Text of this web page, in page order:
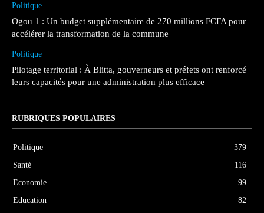
Politique
Ogou 1 : Un budget supplémentaire de 270 millions FCFA pour
accélérer la transformation de la commune
Politique
Pilotage territorial : À Blitta, gouverneurs et préfets ont renforcé
leurs capacités pour une administration plus efficace
RUBRIQUES POPULAIRES
Politique
379
Santé
116
Economie
99
Education
82